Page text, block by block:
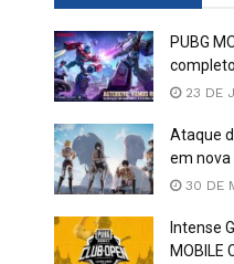
PUBG
23 DE
Ataque
em
30 DE
Intense
MOBILE